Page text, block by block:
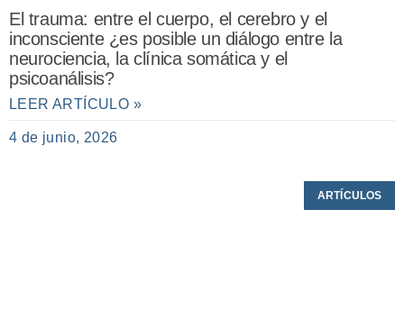
El trauma: entre el cuerpo, el cerebro y el
inconsciente ¿es posible un diálogo entre la
neurociencia, la clínica somática y el
psicoanálisis?
LEER ARTÍCULO »
4 de junio, 2026
ARTÍCULOS